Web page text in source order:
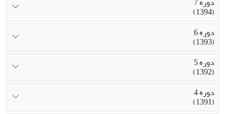
(1394)
دوره 6
(1393)
دوره 5
(1392)
دوره 4
(1391)